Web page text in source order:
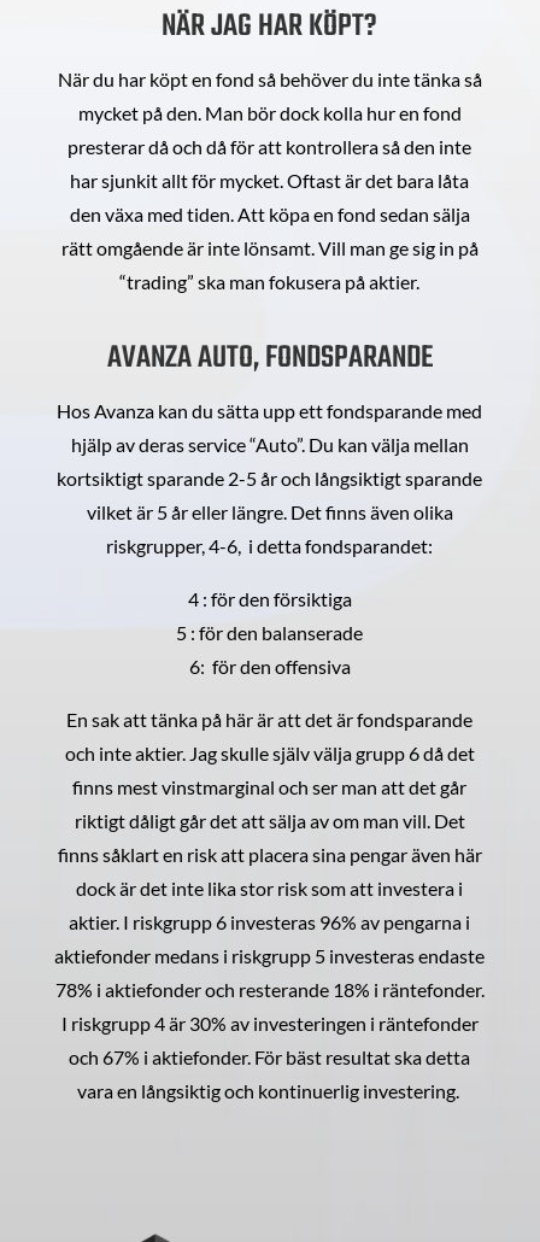
NÄR JAG HAR KÖPT?
När du har köpt en fond så behöver du inte tänka så
mycket på den. Man bör dock kolla hur en fond
presterar då och då för att kontrollera så den inte
har sjunkit allt för mycket. Oftast är det bara låta
den växa med tiden. Att köpa en fond sedan sälja
rätt omgående är inte lönsamt. Vill man ge sig in på
“trading” ska man fokusera på aktier.
AVANZA AUTO, FONDSPARANDE
Hos Avanza kan du sätta upp ett fondsparande med
hjälp av deras service “Auto”. Du kan välja mellan
kortsiktigt sparande 2-5 år och långsiktigt sparande
vilket är 5 år eller längre. Det finns även olika
riskgrupper, 4-6, i detta fondsparandet:
4 : för den försiktiga
5 : för den balanserade
6: för den offensiva
En sak att tänka på här är att det är fondsparande
och inte aktier. Jag skulle själv välja grupp 6 då det
finns mest vinstmarginal och ser man att det går
riktigt dåligt går det att sälja av om man vill. Det
finns såklart en risk att placera sina pengar även här
dock är det inte lika stor risk som att investera i
aktier. I riskgrupp 6 investeras 96% av pengarna i
aktiefonder medans i riskgrupp 5 investeras endaste
78% i aktiefonder och resterande 18% i räntefonder.
I riskgrupp 4 är 30% av investeringen i räntefonder
och 67% i aktiefonder. För bäst resultat ska detta
vara en långsiktig och kontinuerlig investering.